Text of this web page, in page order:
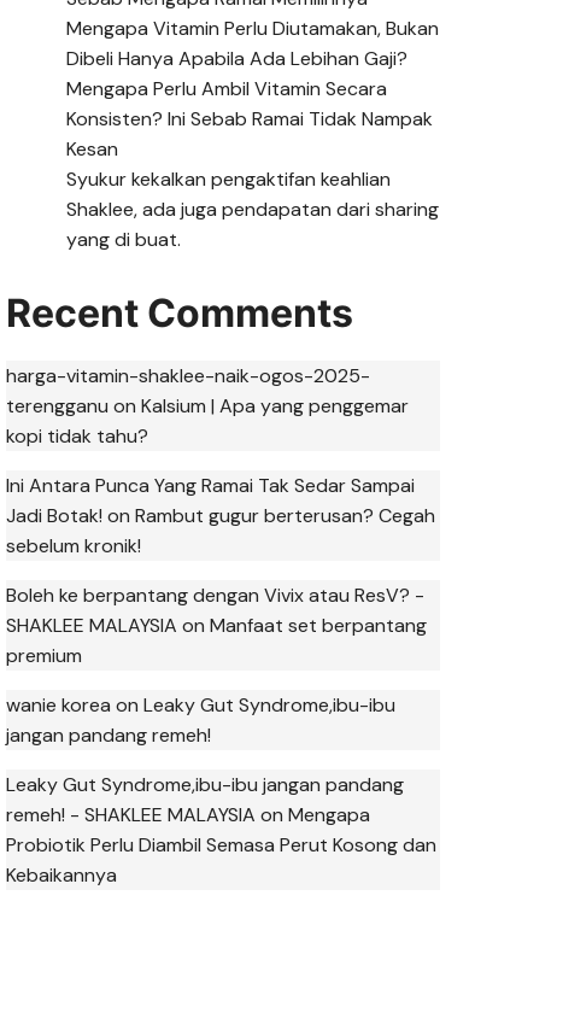
Mengapa Vitamin Perlu Diutamakan, Bukan
Dibeli Hanya Apabila Ada Lebihan Gaji?
Mengapa Perlu Ambil Vitamin Secara
Konsisten? Ini Sebab Ramai Tidak Nampak
Kesan
Syukur kekalkan pengaktifan keahlian
Shaklee, ada juga pendapatan dari sharing
yang di buat.
Recent Comments
harga-vitamin-shaklee-naik-ogos-2025-
terengganu on Kalsium | Apa yang penggemar
kopi tidak tahu?
Ini Antara Punca Yang Ramai Tak Sedar Sampai
Jadi Botak! on Rambut gugur berterusan? Cegah
sebelum kronik!
Boleh ke berpantang dengan Vivix atau ResV? -
SHAKLEE MALAYSIA on Manfaat set berpantang
premium
wanie korea on Leaky Gut Syndrome,ibu-ibu
jangan pandang remeh!
Leaky Gut Syndrome,ibu-ibu jangan pandang
remeh! - SHAKLEE MALAYSIA on Mengapa
Probiotik Perlu Diambil Semasa Perut Kosong dan
Kebaikannya